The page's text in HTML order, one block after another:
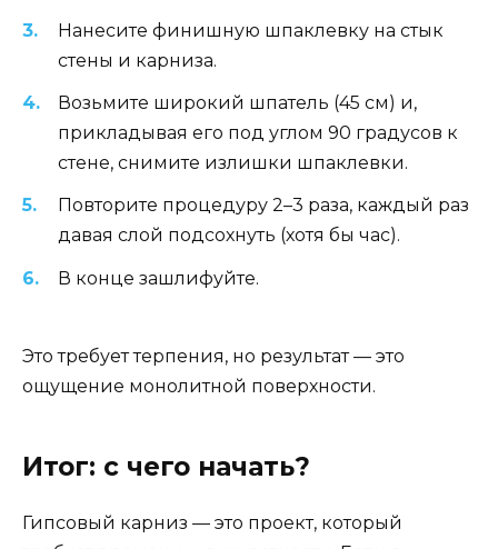
Нанесите финишную шпаклевку на стык
стены и карниза.
Возьмите широкий шпатель (45 см) и,
прикладывая его под углом 90 градусов к
стене, снимите излишки шпаклевки.
Повторите процедуру 2–3 раза, каждый раз
давая слой подсохнуть (хотя бы час).
В конце зашлифуйте.
Это требует терпения, но результат — это
ощущение монолитной поверхности.
Итог: с чего начать?
Гипсовый карниз — это проект, который